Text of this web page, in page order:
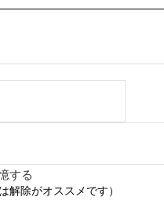
する
解除がオススメです）